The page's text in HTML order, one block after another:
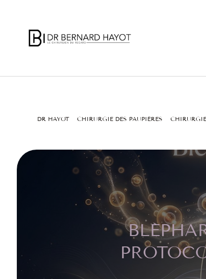
DR HAYOT CHIRURGIE DES PAUPIÈRES